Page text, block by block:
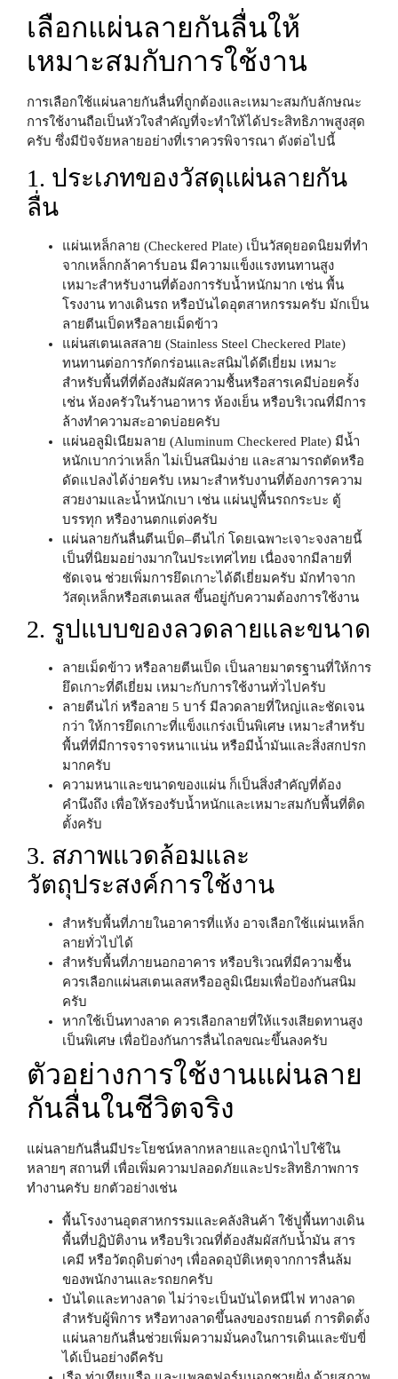
เลือกแผ่นลายกันลื่นให้
เหมาะสมกับการใช้งาน
การเลือกใช้แผ่นลายกันลื่นที่ถูกต้องและเหมาะสมกับลักษณะ
การใช้งานถือเป็นหัวใจสำคัญที่จะทำให้ได้ประสิทธิภาพสูงสุด
ครับ ซึ่งมีปัจจัยหลายอย่างที่เราควรพิจารณา ดังต่อไปนี้
1. ประเภทของวัสดุแผ่นลายกัน
ลื่น
แผ่นเหล็กลาย (Checkered Plate) เป็นวัสดุยอดนิยมที่ทำ
จากเหล็กกล้าคาร์บอน มีความแข็งแรงทนทานสูง
เหมาะสำหรับงานที่ต้องการรับน้ำหนักมาก เช่น พื้น
โรงงาน ทางเดินรถ หรือบันไดอุตสาหกรรมครับ มักเป็น
ลายตีนเป็ดหรือลายเม็ดข้าว
แผ่นสเตนเลสลาย (Stainless Steel Checkered Plate)
ทนทานต่อการกัดกร่อนและสนิมได้ดีเยี่ยม เหมาะ
สำหรับพื้นที่ที่ต้องสัมผัสความชื้นหรือสารเคมีบ่อยครั้ง
เช่น ห้องครัวในร้านอาหาร ห้องเย็น หรือบริเวณที่มีการ
ล้างทำความสะอาดบ่อยครับ
แผ่นอลูมิเนียมลาย (Aluminum Checkered Plate) มีน้ำ
หนักเบากว่าเหล็ก ไม่เป็นสนิมง่าย และสามารถตัดหรือ
ดัดแปลงได้ง่ายครับ เหมาะสำหรับงานที่ต้องการความ
สวยงามและน้ำหนักเบา เช่น แผ่นปูพื้นรถกระบะ ตู้
บรรทุก หรืองานตกแต่งครับ
แผ่นลายกันลื่นตีนเป็ด–ตีนไก่ โดยเฉพาะเจาะจงลายนี้
เป็นที่นิยมอย่างมากในประเทศไทย เนื่องจากมีลายที่
ชัดเจน ช่วยเพิ่มการยึดเกาะได้ดีเยี่ยมครับ มักทำจาก
วัสดุเหล็กหรือสเตนเลส ขึ้นอยู่กับความต้องการใช้งาน
2. รูปแบบของลวดลายและขนาด
ลายเม็ดข้าว หรือลายตีนเป็ด เป็นลายมาตรฐานที่ให้การ
ยึดเกาะที่ดีเยี่ยม เหมาะกับการใช้งานทั่วไปครับ
ลายตีนไก่ หรือลาย 5 บาร์ มีลวดลายที่ใหญ่และชัดเจน
กว่า ให้การยึดเกาะที่แข็งแกร่งเป็นพิเศษ เหมาะสำหรับ
พื้นที่ที่มีการจราจรหนาแน่น หรือมีน้ำมันและสิ่งสกปรก
มากครับ
ความหนาและขนาดของแผ่น ก็เป็นสิ่งสำคัญที่ต้อง
คำนึงถึง เพื่อให้รองรับน้ำหนักและเหมาะสมกับพื้นที่ติด
ตั้งครับ
3. สภาพแวดล้อมและ
วัตถุประสงค์การใช้งาน
สำหรับพื้นที่ภายในอาคารที่แห้ง อาจเลือกใช้แผ่นเหล็ก
ลายทั่วไปได้
สำหรับพื้นที่ภายนอกอาคาร หรือบริเวณที่มีความชื้น
ควรเลือกแผ่นสเตนเลสหรืออลูมิเนียมเพื่อป้องกันสนิม
ครับ
หากใช้เป็นทางลาด ควรเลือกลายที่ให้แรงเสียดทานสูง
เป็นพิเศษ เพื่อป้องกันการลื่นไถลขณะขึ้นลงครับ
ตัวอย่างการใช้งานแผ่นลาย
กันลื่นในชีวิตจริง
แผ่นลายกันลื่นมีประโยชน์หลากหลายและถูกนำไปใช้ใน
หลายๆ สถานที่ เพื่อเพิ่มความปลอดภัยและประสิทธิภาพการ
ทำงานครับ ยกตัวอย่างเช่น
พื้นโรงงานอุตสาหกรรมและคลังสินค้า ใช้ปูพื้นทางเดิน
พื้นที่ปฏิบัติงาน หรือบริเวณที่ต้องสัมผัสกับน้ำมัน สาร
เคมี หรือวัตถุดิบต่างๆ เพื่อลดอุบัติเหตุจากการลื่นล้ม
ของพนักงานและรถยกครับ
บันไดและทางลาด ไม่ว่าจะเป็นบันไดหนีไฟ ทางลาด
สำหรับผู้พิการ หรือทางลาดขึ้นลงของรถยนต์ การติดตั้ง
แผ่นลายกันลื่นช่วยเพิ่มความมั่นคงในการเดินและขับขี่
ได้เป็นอย่างดีครับ